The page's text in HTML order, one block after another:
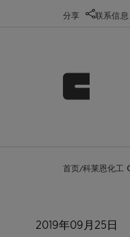
分享 联系信息
首页/科莱恩化
2019年09月25日